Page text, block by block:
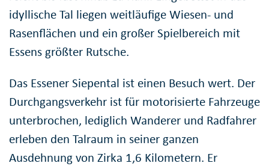
idyllische Tal liegen weitläufige Wiesen- und
Rasenflächen und ein großer Spielbereich mit
Essens größter Rutsche.
Das Essener Siepental ist einen Besuch wert. Der
Durchgangsverkehr ist für motorisierte Fahrzeuge
unterbrochen, lediglich Wanderer und Radfahrer
erleben den Talraum in seiner ganzen
Ausdehnung von Zirka 1,6 Kilometern. Er